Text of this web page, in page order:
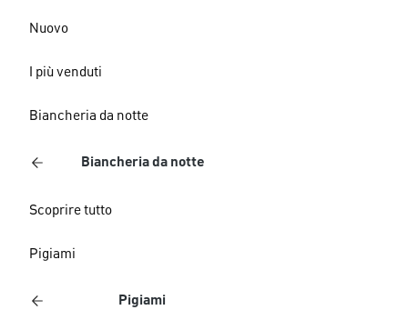
Nuovo
I più venduti
Biancheria da notte
Biancheria da notte
Scoprire tutto
Pigiami
Pigiami